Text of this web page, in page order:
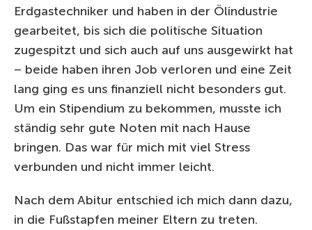
Erdgastechniker und haben in der Ölindustrie
gearbeitet, bis sich die politische Situation
zugespitzt und sich auch auf uns ausgewirkt hat
– beide haben ihren Job verloren und eine Zeit
lang ging es uns finanziell nicht besonders gut.
Um ein Stipendium zu bekommen, musste ich
ständig sehr gute Noten mit nach Hause
bringen. Das war für mich mit viel Stress
verbunden und nicht immer leicht.
Nach dem Abitur entschied ich mich dann dazu,
in die Fußstapfen meiner Eltern zu treten.